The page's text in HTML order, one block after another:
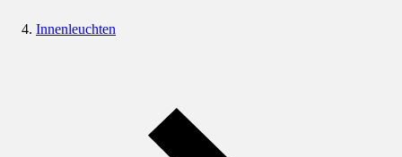
Innenleuchten